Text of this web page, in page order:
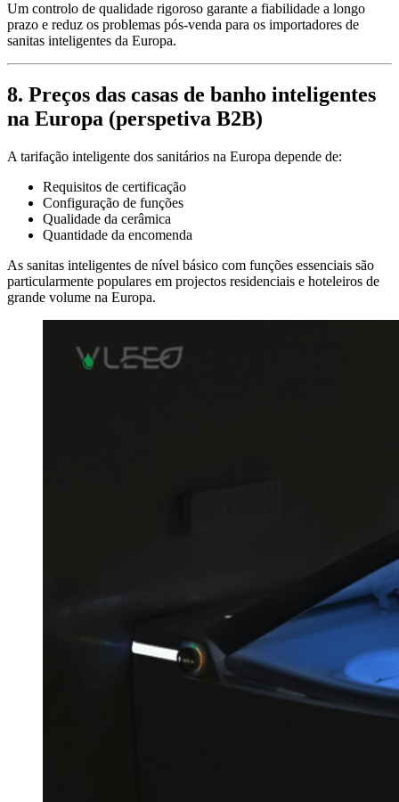
Um controlo de qualidade rigoroso garante a fiabilidade a longo
prazo e reduz os problemas pós-venda para os importadores de
sanitas inteligentes da Europa.
8. Preços das casas de banho inteligentes
na Europa (perspetiva B2B)
A tarifação inteligente dos sanitários na Europa depende de:
Requisitos de certificação
Configuração de funções
Qualidade da cerâmica
Quantidade da encomenda
As sanitas inteligentes de nível básico com funções essenciais são
particularmente populares em projectos residenciais e hoteleiros de
grande volume na Europa.